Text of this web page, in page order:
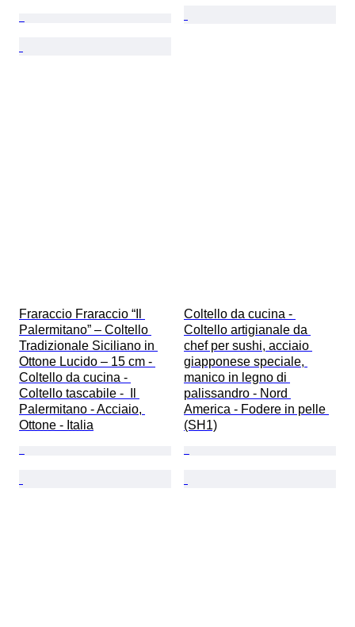
Fraraccio Fraraccio “Il
Palermitano” – Coltello
Tradizionale Siciliano in
Ottone Lucido – 15 cm -
Coltello da cucina -
Coltello tascabile -  Il
Palermitano - Acciaio,
Ottone - Italia
Coltello da cucina -
Coltello artigianale da
chef per sushi, acciaio
giapponese speciale,
manico in legno di
palissandro - Nord
America - Fodere in pelle
(SH1)